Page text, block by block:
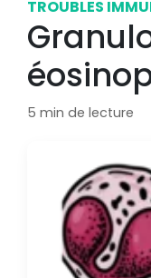
TROUBLES
5 min de lecture